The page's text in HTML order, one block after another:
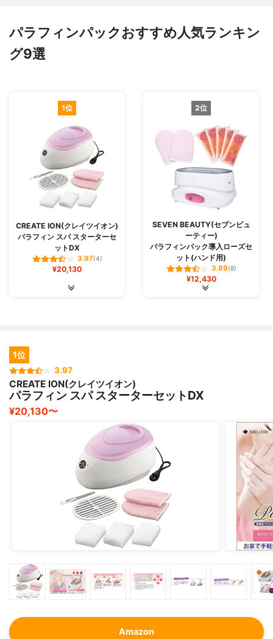
パラフィンパックおすすめ人気ランキン
グ9選
1位
CREATE ION(クレイツイオン)
パラフィン スパ スターターセ
ットDX
3.97(4)
¥20,130
2位
SEVEN BEAUTY(セブンビュ
ーティー)
パラフィンパック導入ローズセ
ット(ハンド用)
3.89(8)
¥12,430
1位
3.97
CREATE ION(クレイツイオン)
パラフィン スパ スターターセットDX
¥20,130〜
Amazon